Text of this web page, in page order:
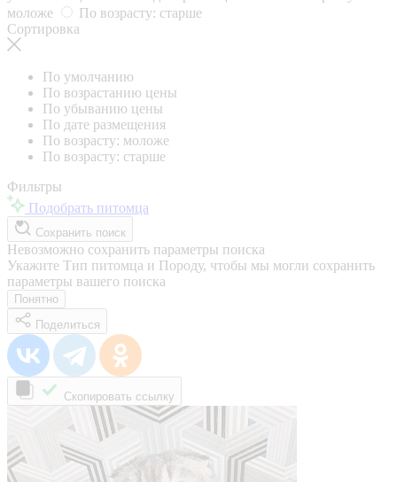
моложе
По возрасту: старше
Сортировка
По умолчанию
По возрастанию цены
По убыванию цены
По дате размещения
По возрасту: моложе
По возрасту: старше
Фильтры
Подобрать питомца
Сохранить поиск
Невозможно сохранить параметры поиска
Укажите Тип питомца и Породу, чтобы мы могли сохранить
параметры вашего поиска
Понятно
Поделиться
Скопировать ссылку